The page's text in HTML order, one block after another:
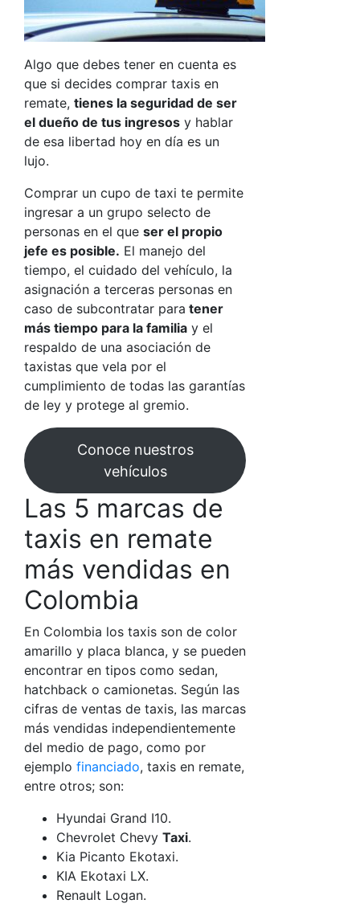
Algo que debes tener en cuenta es
que si decides comprar taxis en
remate, tienes la seguridad de ser
el dueño de tus ingresos y hablar
de esa libertad hoy en día es un
lujo.
Comprar un cupo de taxi te permite
ingresar a un grupo selecto de
personas en el que ser el propio
jefe es posible. El manejo del
tiempo, el cuidado del vehículo, la
asignación a terceras personas en
caso de subcontratar para tener
más tiempo para la familia y el
respaldo de una asociación de
taxistas que vela por el
cumplimiento de todas las garantías
de ley y protege al gremio.
Conoce nuestros
vehículos
Las 5 marcas de
taxis en remate
más vendidas en
Colombia
En Colombia los taxis son de color
amarillo y placa blanca, y se pueden
encontrar en tipos como sedan,
hatchback o camionetas. Según las
cifras de ventas de taxis, las marcas
más vendidas independientemente
del medio de pago, como por
ejemplo financiado, taxis en remate,
entre otros; son:
Hyundai Grand I10.
Chevrolet Chevy Taxi.
Kia Picanto Ekotaxi.
KIA Ekotaxi LX.
Renault Logan.